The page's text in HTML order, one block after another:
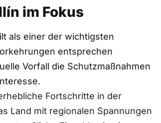
im Fokus
als einer der wichtigsten
entsprechen
Vorfall die Schutzmaßnahmen
Fortschritte in der
Land mit regionalen Spannungen